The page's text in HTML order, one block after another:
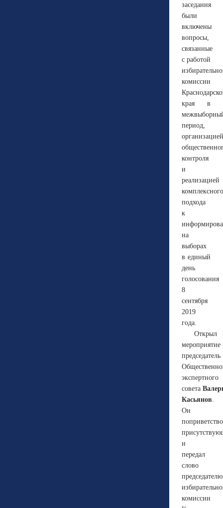
заседания
были
включены
вопросы,
связанные
с работой
комиссии
края в
период,
организацией
контроля
и
реализацией
комплексного
подхода
к
на
выборах
в единый
день
голосования
8
сентября
2019
года.
Открыл
мероприятие
председатель
экспертного
совета
Касьянов.
Он
и
передал
слово
председателю
комиссии